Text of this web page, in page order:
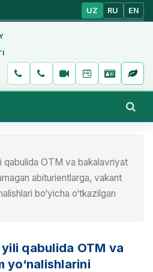
UZ RU EN
OTM va bakalavriyat
abiturientlarga, vakant
bo‘yicha o‘tkazilgan
qabulida OTM va
yo‘nalishlarini